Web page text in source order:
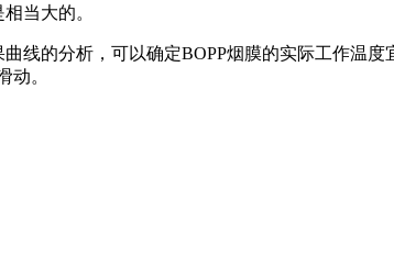
当大的。
线的分析，可以确定BOPP烟膜的实际工作温
动。